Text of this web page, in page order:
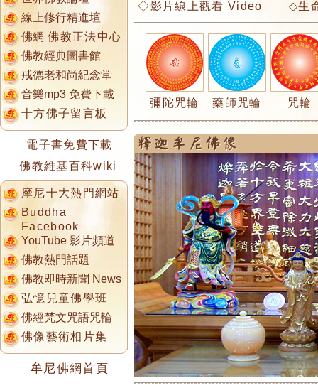
線上修行精進壇
佛網 佛教正法中心
佛教經典圖書館
戒德老和尚紀念堂
音樂mp3 免費下載
十方佛子留言板
電子書免費下載
佛教維基百科wiki
摩尼十大熱門網站
Buddha
Facebook
YouTube 影片頻道
佛教熱門話題
佛教即時新聞 News
弘憶兒童佛學班
佛經梵文咒語咒輪
佛像藝術相片集
牟尼佛網首頁
◇影片線上觀看 Video ◇生
彌陀咒輪 藥師咒輪 咒輪